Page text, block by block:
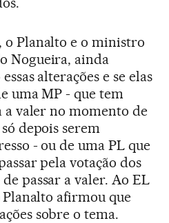
o Planalto e o ministro
Nogueira, ainda
alterações e se elas
uma MP - que tem
a valer no momento de
depois serem
- ou de uma PL que
pela votação dos
passar a valer. Ao EL
Planalto afirmou que
sobre o tema.